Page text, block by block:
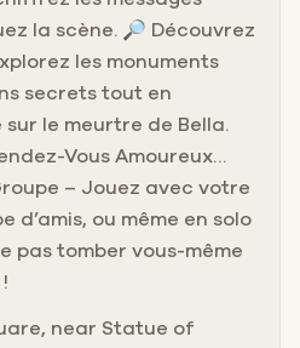
la scène. 🔎 Découvrez
les monuments
secrets tout en
le meurtre de Bella.
Vous Amoureux…
– Jouez avec votre
d’amis, ou même en solo
pas tomber vous-même
near Statue of